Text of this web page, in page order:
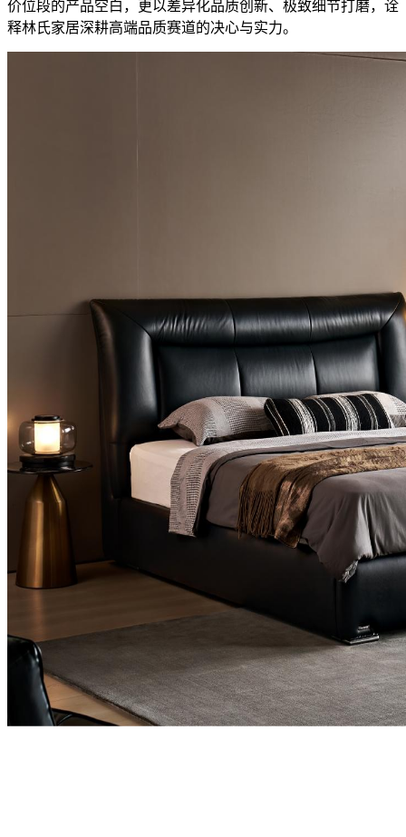
价位段的产品空白，更以差异化品质创新、极致细节打磨，诠
释林氏家居深耕高端品质赛道的决心与实力。